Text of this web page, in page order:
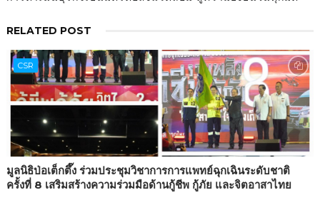
RELATED POST
CSR
มูลนิธิป่อเต็กตึ๊ง ร่วมประชุมวิชาการการแพทย์ฉุกเฉินระดับชาติ
ครั้งที่ 8 เสริมสร้างความร่วมมือด้านกู้ชีพ กู้ภัย และจิตอาสาไทย